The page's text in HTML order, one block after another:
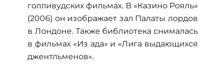
голливудских фильмах. В «Казино Рояль»
(2006) он изображает зал Палаты лордов
в Лондоне. Также библиотека снималась
в фильмах «Из ада» и «Лига выдающихся
джентльменов».